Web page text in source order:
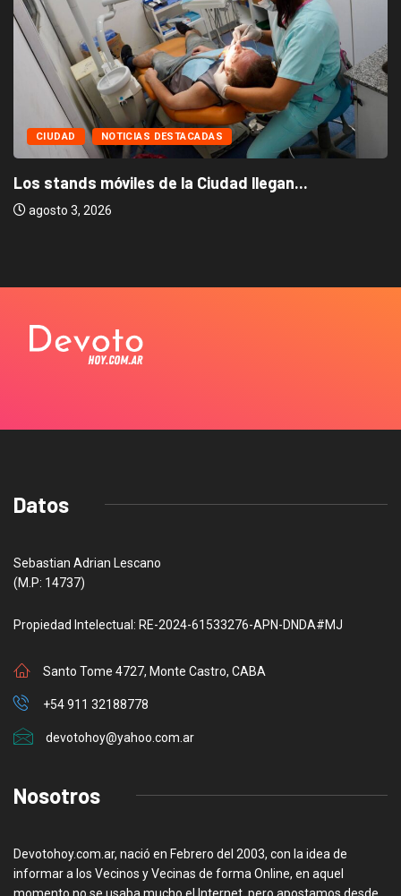
CIUDAD NOTICIAS DESTACADAS
Los stands móviles de la Ciudad llegan...
agosto 3, 2026
Datos
Sebastian Adrian Lescano
(M.P: 14737)
Propiedad Intelectual: RE-2024-61533276-APN-DNDA#MJ
Santo Tome 4727, Monte Castro, CABA
+54 911 32188778
devotohoy@yahoo.com.ar
Nosotros
Devotohoy.com.ar, nació en Febrero del 2003, con la idea de
informar a los Vecinos y Vecinas de forma Online, en aquel
momento no se usaba mucho el Internet, pero apostamos desde